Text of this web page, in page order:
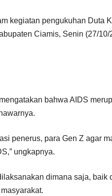
kegiatan pengukuhan Duta
Ciamis, Senin (27/
bahwa AIDS
penerus, para Gen Z agar
ungkapnya.
dimana saja, baik